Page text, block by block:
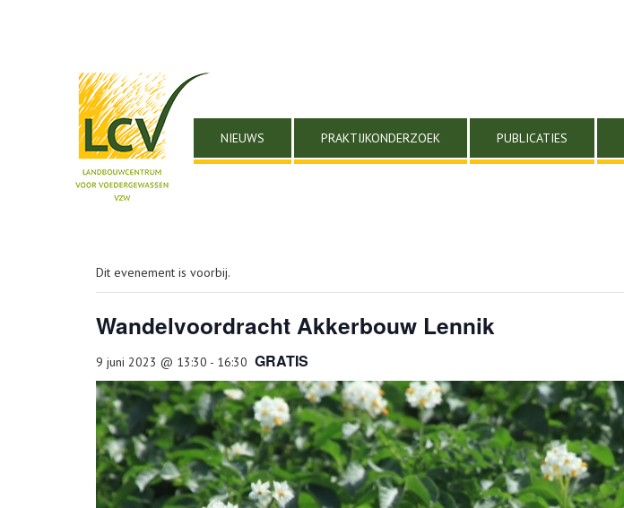
NIEUWS PRAKTIJKONDERZOEK PUBLICATIES
Dit evenement is voorbij.
Wandelvoordracht Akkerbouw Lennik
9 juni 2023 @ 13:30 - 16:30 GRATIS